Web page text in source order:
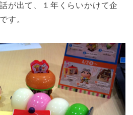
が出て、１年くらいかけて企
す。